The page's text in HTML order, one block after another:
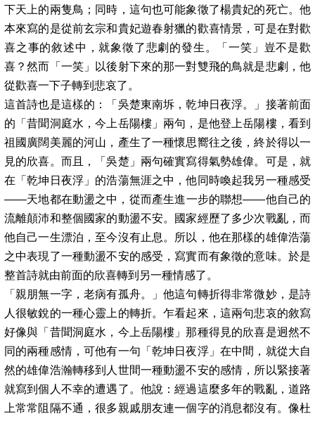
下天上的兩隻鳥；同時，這句也可能象徵了楊貴妃的死亡。他
本來寫的是從前玄宗和貴妃遊春射獵的歡喜情景，可是在對歡
喜之事的敘述中，就象徵了悲劇的發生。「一笑」豈不是歡
喜？然而「一笑」以後射下來的那一對雙飛的鳥就是悲劇，他
從歡喜一下子轉到悲哀了。
這首詩也是這樣的：「吳楚東南坼，乾坤日夜浮。」接著前面
的「昔聞洞庭水，今上岳陽樓」兩句，是他登上岳陽樓，看到
祖國廣闊美麗的河山，產生了一種懷思嚮往之後，終於得以一
見的欣喜。而且，「吳楚」兩句確實寫得氣勢雄偉。可是，就
在「乾坤日夜浮」的浩蕩無涯之中，他同時喚起我另一種感受
——天地都在動盪之中，從而產生進一步的聯想——他自己的
流離顛沛和整個國家的動盪不安。國家經歷了多少次戰亂，而
他自己一生漂泊，至今沒有止息。所以，他在那樣的雄偉浩蕩
之中表現了一種動盪不安的感受，寫實而有象徵的意味。於是
整首詩就由前面的欣喜轉到另一種情感了。
「親朋無一字，老病有孤舟。」他這句轉折得非常微妙，是詩
人很敏銳的一種心靈上的轉折。乍看起來，這兩句悲哀的敘寫
好像與「昔聞洞庭水，今上岳陽樓」那種得見的欣喜是迥然不
同的兩種感情，可他有一句「乾坤日夜浮」在中間，就從大自
然的雄偉浩瀚轉移到人世間一種動盪不安的感情，所以緊接著
就寫到個人不幸的遭遇了。他說：經過這麼多年的戰亂，道路
上常常阻隔不通，很多親戚朋友連一個字的消息都沒有。像杜